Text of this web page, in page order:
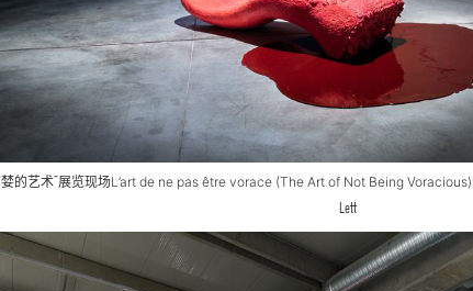
的艺术”展览现场L’art de ne pas être vorace (The Art of Not Being Voracious)
Lett